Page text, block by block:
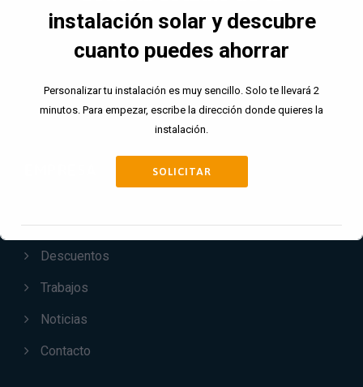
Política de Privacidad
Servicios
Descuentos
Trabajos
Noticias
Contacto
instalación solar y descubre
cuanto puedes ahorrar
Personalizar tu instalación es muy sencillo. Solo te llevará 2
minutos. Para empezar, escribe la dirección donde quieres la
instalación.
SOLICITAR